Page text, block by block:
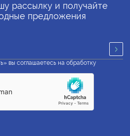
рассылку и получайте
предложения
вы соглашаетесь на обработку